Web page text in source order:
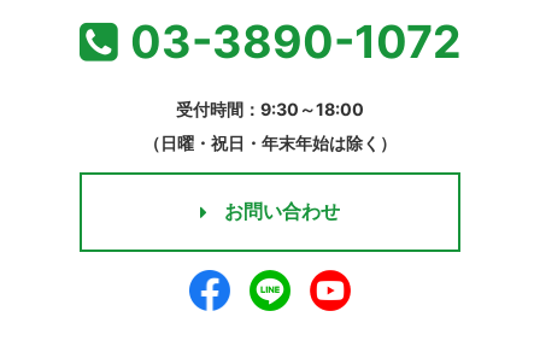
03-3890-1072
受付時間：9:30～18:00
（日曜・祝日・年末年始は除く）
お問い合わせ